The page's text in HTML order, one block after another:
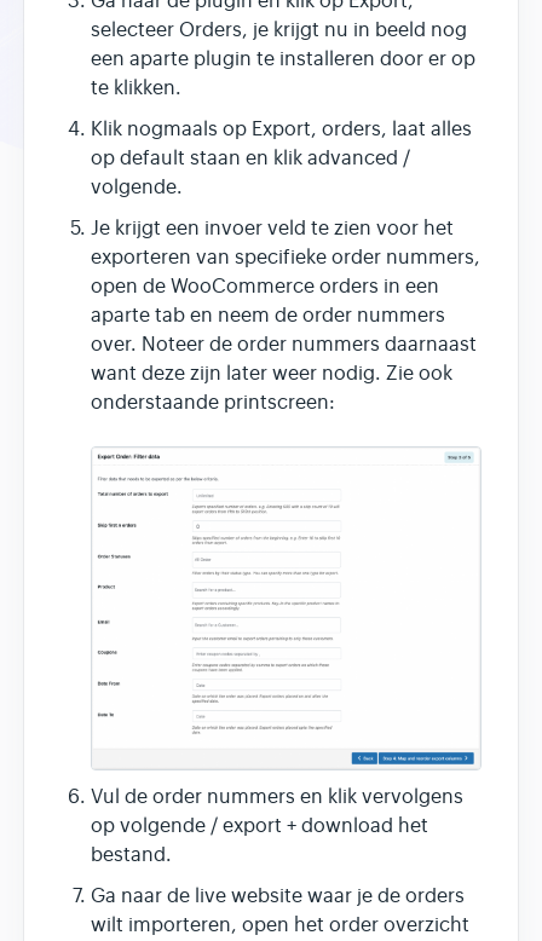
selecteer Orders, je krijgt nu in beeld nog
een aparte plugin te installeren door er op
te klikken.
Klik nogmaals op Export, orders, laat alles
op default staan en klik advanced /
volgende.
Je krijgt een invoer veld te zien voor het
exporteren van specifieke order nummers,
open de WooCommerce orders in een
aparte tab en neem de order nummers
over. Noteer de order nummers daarnaast
want deze zijn later weer nodig. Zie ook
onderstaande printscreen:
Vul de order nummers en klik vervolgens
op volgende / export + download het
bestand.
Ga naar de live website waar je de orders
wilt importeren, open het order overzicht